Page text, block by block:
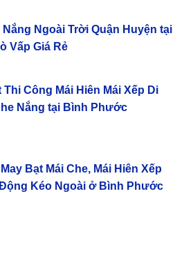
Nắng Ngoài Trời Quận Huyện tại
Vấp Giá Rẻ
Thi Công Mái Hiên Mái Xếp Di
Nắng tại Bình Phước
Bạt Mái Che, Mái Hiên Xếp
Kéo Ngoài ở Bình Phước